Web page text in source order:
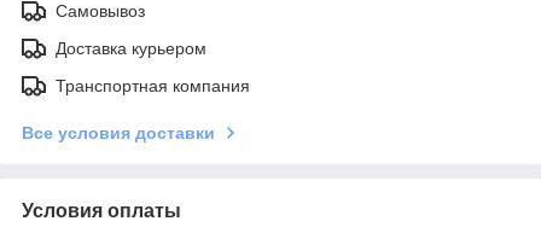
Самовывоз
Доставка курьером
Транспортная компания
Все условия доставки
Условия оплаты